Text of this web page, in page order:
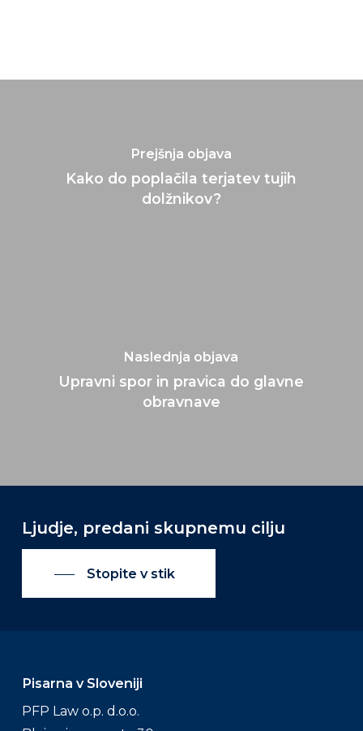
Prejšnja objava
Kako do poplačila terjatev tujih
dolžnikov?
Naslednja objava
Upravni spor in pravica do glavne
obravnave
Ljudje, predani skupnemu cilju
Stopite v stik
Pisarna v Sloveniji
PFP Law o.p. d.o.o.